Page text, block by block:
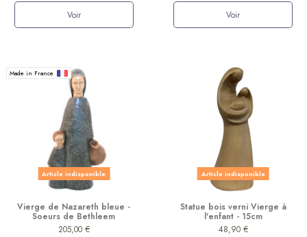
Voir
Voir
Made in France
Article indisponible
Vierge de Nazareth bleue -
Soeurs de Bethleem
205,00 €
Article indisponible
Statue bois verni Vierge à
l'enfant - 15cm
48,90 €